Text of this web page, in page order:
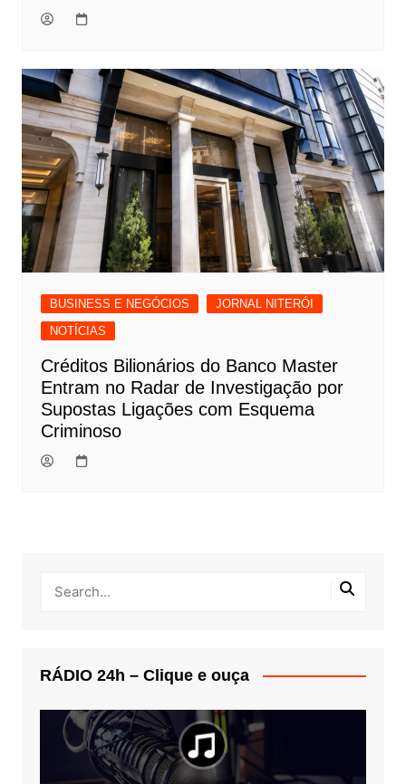
BUSINESS E NEGÓCIOS
JORNAL NITERÓI
NOTÍCIAS
Créditos Bilionários do Banco Master
Entram no Radar de Investigação por
Supostas Ligações com Esquema
Criminoso
RÁDIO 24h – Clique e ouça